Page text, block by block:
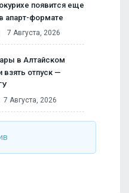
появится еще
апарт-формате
7 Августа, 2026
в Алтайском
взять отпуск —
7 Августа, 2026